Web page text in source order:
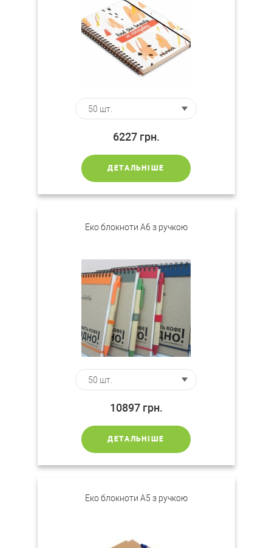
6227 грн.
ДЕТАЛЬНІШЕ
Еко блокноти А6 з ручкою
10897 грн.
ДЕТАЛЬНІШЕ
Еко блокноти А5 з ручкою